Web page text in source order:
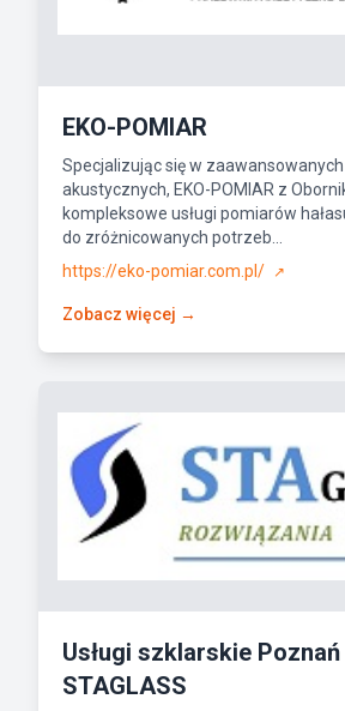
EKO-POMIAR
Specjalizując się w
akustycznych, EKO-POMIAR z
kompleksowe usługi pomiarów
do zróżnicowanych potrzeb...
https://eko-pomiar.com.pl/
↗
Zobacz więcej →
Usługi szklarskie Poznań
STAGLASS